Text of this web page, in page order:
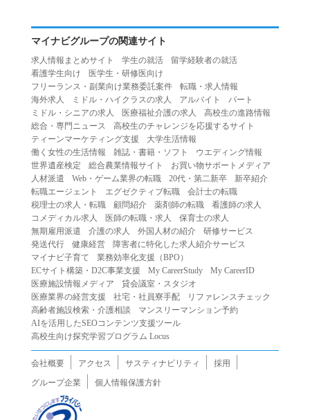
１.利用者は、本サービスを利用する上で次の各号に定める
とします。
（１）重複、虚偽の情報、または自己以外の情報を登録す
る行為
（２）第三者になりすまして本サービスを利用する行為
（３）当社または第三者の著作権等の知的財産権、プライ
バシー、その他の権利を侵害する行為
（４）当社または第三者を誹謗中傷する行為
（５）当社または第三者に不利益を与える行為
（６）営利を目的とした行為
（７）政治・選挙・宗教活動またはそれらに類する行為
（８）本サービスの運営を妨害する行為
（９）法令違反、犯罪行為、または公序良俗に反する行為
（１０）暴力的な要求行為、または法的な責任を超えた不
当な要求行為
（１１）その他当社が不適切であると判断する行為
２.当社は、前項の定めに該当する行為を行った利用者に対
の提供を停止または中断することができるものとします。
第５条（免責）
１.当社は、本サービスの利用（これらに伴う当社または第
三者の情報提供行為等を含みます）により、利用者に生じ
マイナビグループの関連サイト
求人情報まとめサイト 学生の就活
留学経験者の就活
看護学生向け
医学生・研修医向け
フリーランス・副業向け業務委託案件
転職・求人情報
海外求人
ミドル・ハイクラスの求人 アルバイト
パート
ミドル・シニアの求人
医療福祉介護の求人
高校生の進路情報
総合・専門ニュース
高校生のチャレンジを応援するサイト
ティーンマーケティング支援
大学生活情報
働く女性の生活情報
雑誌・書籍・ソフト
ウエディング情報
世界遺産検定
総合農業情報サイト
お買い物サポートメディア
人材派遣
Web・ゲーム業界の転職 20代・第二新卒
新卒紹介
転職エージェント
エグゼクティブ転職
会計士の転職
税理士の求人・転職
顧問紹介 薬剤師の転職
看護師の求人
コメディカル求人
医師の転職・求人
保育士の求人
無期雇用派遣
介護の求人 外国人材の紹介
研修サービス
発送代行
健康経営
障害者に特化した求人紹介サービス
マイナビ子育て
業務効率化支援（BPO）
ECサイト構築・D2C事業支援
My CareerStudy
My CareerID
医療施設情報メディア
貸会議室・スタジオ
医療業界の経営支援
社宅・社員寮手配
リファレンスチェック
高齢者施設検索・介護相談
マンスリーマンション予約
AIを活用したSEOコンテンツ支援ツール
高校生向け探究学習プログラム Locus
会社概要 アクセス サスティナビリティ
採用
グループ企業
個人情報保護方針